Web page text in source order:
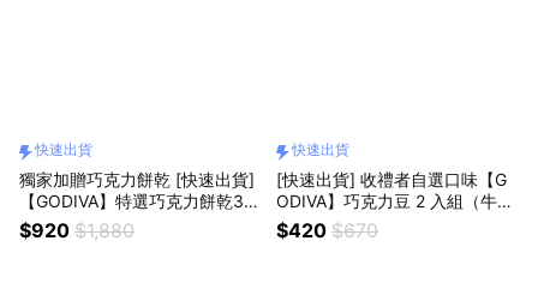
快速出貨
獨家加贈巧克力餅乾 [快速出貨]
【GODIVA】特選巧克力餅乾32
片裝
$920 $1,880
快速出貨
[快速出貨] 收禮者自選口味【G
ODIVA】巧克力豆 2 入組（牛奶
巧克力豆／黑巧克力豆／咖啡牛
奶巧克力豆／薄荷黑巧克力豆）
$420 $670